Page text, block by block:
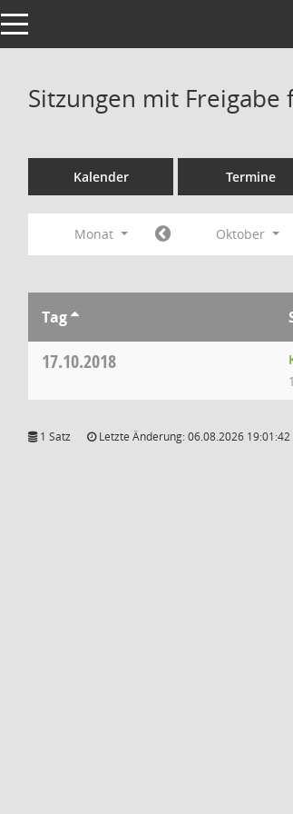
Toggle navigation
Sitzungen mit
Kalender Termine
Monat Oktober
Tag
17.10.2018
1 Satz Letzte Änderung: 06.08.2026 19:01:42